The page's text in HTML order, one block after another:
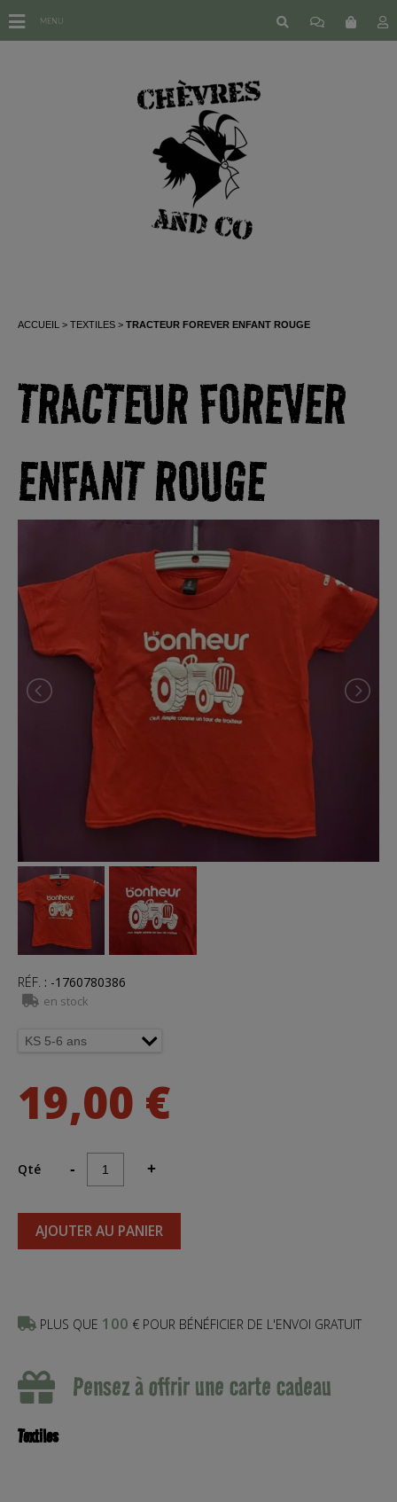
ACCUEIL TEXTILES TRACTEUR FOREVER ENFANT ROUGE
TRACTEUR FOREVER
ENFANT ROUGE
RÉF. : -1760780386
en stock
19,00 €
Qté - +
AJOUTER AU PANIER
PLUS QUE 100 € POUR BÉNÉFICIER DE L'ENVOI GRATUIT
Pensez à offrir une carte cadeau
Textiles
MENU